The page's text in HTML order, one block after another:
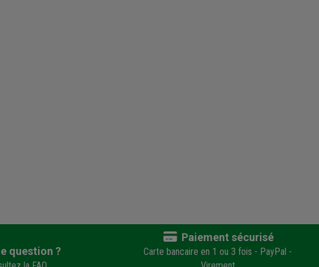
question ?
Paiement sécurisé
Carte bancaire en 1 ou 3 fois - PayPal -